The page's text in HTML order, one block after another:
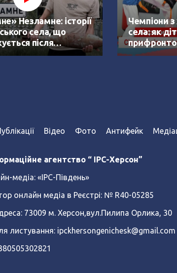
Незламне: історії
села, що
після
(Відео)
Чемпіони з
села: як
стали
Відео Фото Антифейк
агентство “ IPC-Херсон”
медіа: «ІРС-Південь»
онлайн медіа в Реєстрі: № R40-05285
73009 м. Херсон,вул.Пилипа Орлика, 30
листування: ipckhersongenichesk@gmail.com